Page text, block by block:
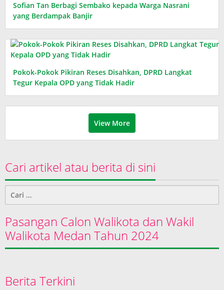
Sofian Tan Berbagi Sembako kepada Warga Nasrani
yang Berdampak Banjir
Pokok-Pokok Pikiran Reses Disahkan, DPRD Langkat
Tegur Kepala OPD yang Tidak Hadir
View More
Cari artikel atau berita di sini
Cari
Pasangan Calon Walikota dan Wakil
Walikota Medan Tahun 2024
Berita Terkini